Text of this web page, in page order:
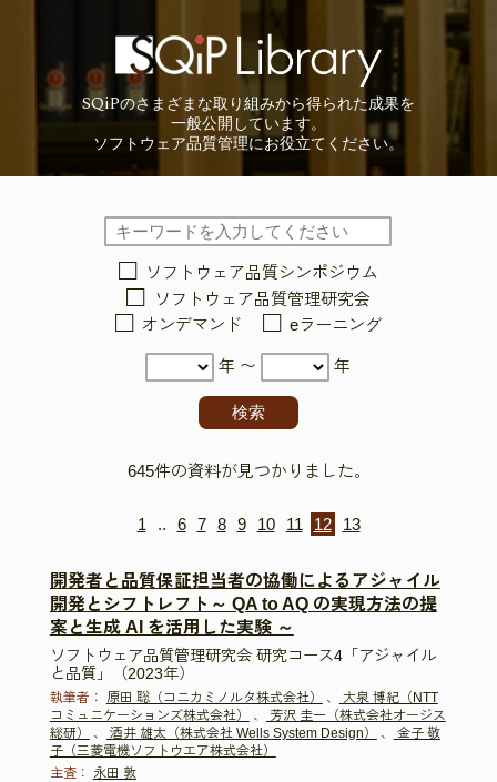
SQiPのさまざまな取り組みから得られた成果を
一般公開しています。
ソフトウェア品質管理にお役立てください。
ソフトウェア品質シンポジウム
ソフトウェア品質管理研究会
オンデマンド
eラーニング
年 〜 年
645件の資料が見つかりました。
1 .. 6 7 8 9 10 11 12 13
開発者と品質保証担当者の協働によるアジャイル
開発とシフトレフト～ QA to AQ の実現方法の提
案と生成 AI を活用した実験 ～
ソフトウェア品質管理研究会 研究コース4「アジャイル
と品質」（2023年）
執筆者： 原田 聡（コニカミノルタ株式会社） 、
大泉 博紀（NTT
コミュニケーションズ株式会社）
、
芳沢 圭一（株式会社オージス
総研）
、 酒井 雄太（株式会社 Wells System Design） 、
金子 敬
子（三菱電機ソフトウエア株式会社）
主査：
永田 敦